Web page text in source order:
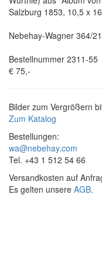
Salzburg 1853, 10,5 x
Nebehay-Wagner 364/
Bestellnummer 2311-55
€ 75,-
Bilder zum Vergrößern
Zum Katalog
Bestellungen:
wa@nebehay.com
Tel. +43 1 512 54 66
Versandkosten auf
Es gelten unsere AGB.